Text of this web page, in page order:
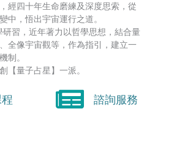
經四十年生命磨練及深度思索，從
中，悟出宇宙運行之道。
習，近年著力以哲學思想，結合量
全像宇宙觀等，作為指引，建立一
制。
【量子占星】一派。
諮詢服務